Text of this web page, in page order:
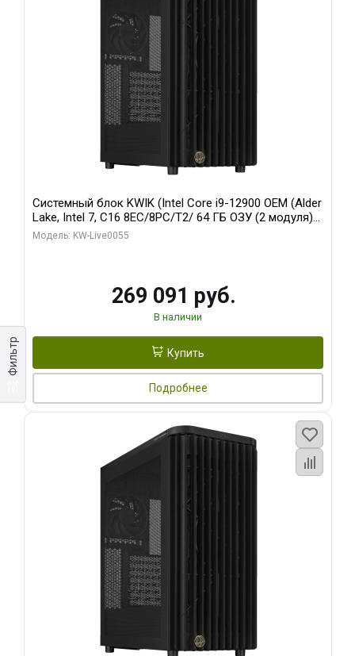
Фильтр
Системный блок KWIK (Intel Core i9-12900 OEM (Alder
Lake, Intel 7, C16 8EC/8PC/T2/ 64 ГБ ОЗУ (2 модуля)/
MSI RTX5080 SHADOW 3X OC 16GB GDDR7 256bit 3xDP
Модель: KW-Live0055
269 091 руб.
В наличии
Купить
Подробнее